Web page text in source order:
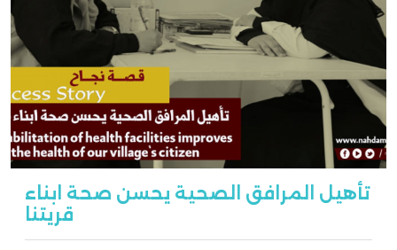
تأهيل المرافق الصحية يحسن صحة ابناء
قريتنا